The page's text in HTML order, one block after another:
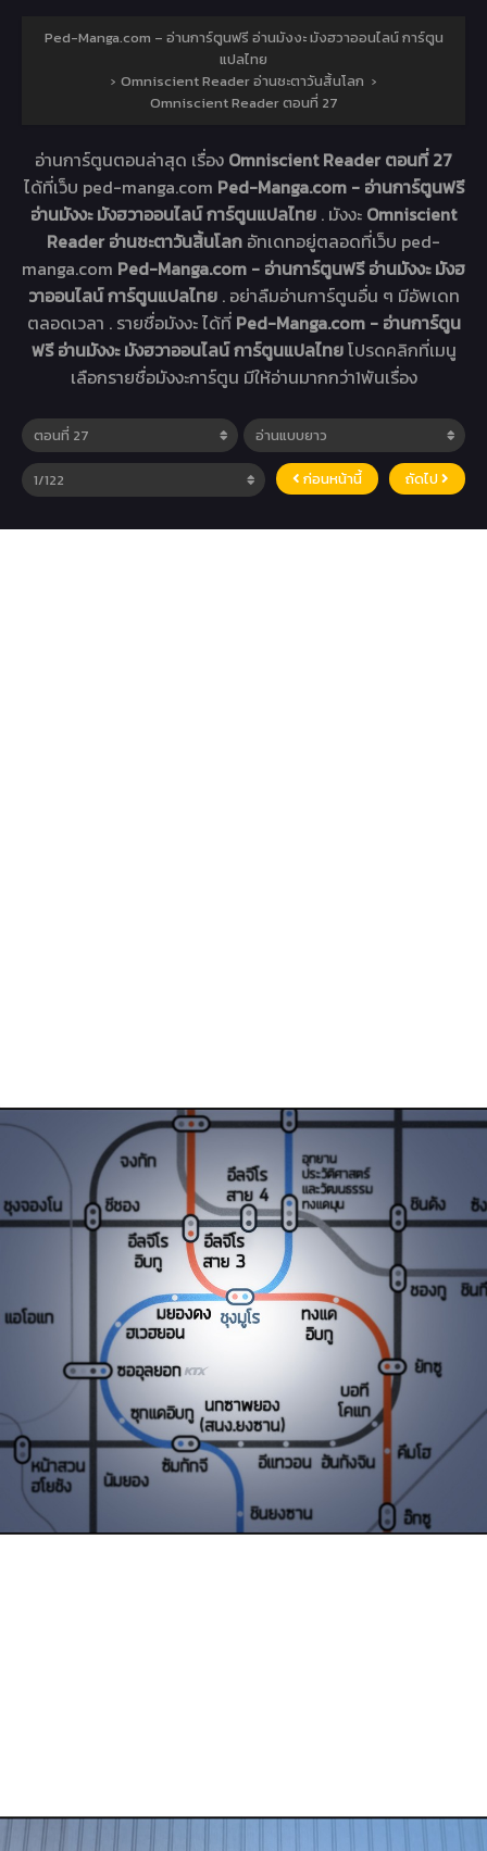
Ped-Manga.com – อ่านการ์ตูนฟรี อ่านมังงะ มังฮวาออนไลน์ การ์ตูน
แปลไทย
› Omniscient Reader อ่านชะตาวันสิ้นโลก ›
Omniscient Reader ตอนที่ 27
อ่านการ์ตูนตอนล่าสุด เรื่อง Omniscient Reader ตอนที่ 27
ได้ที่เว็บ ped-manga.com Ped-Manga.com - อ่านการ์ตูนฟรี
อ่านมังงะ มังฮวาออนไลน์ การ์ตูนแปลไทย . มังงะ Omniscient
Reader อ่านชะตาวันสิ้นโลก อัทเดทอยู่ตลอดที่เว็บ ped-
manga.com Ped-Manga.com - อ่านการ์ตูนฟรี อ่านมังงะ มังฮ
วาออนไลน์ การ์ตูนแปลไทย . อย่าลืมอ่านการ์ตูนอื่น ๆ มีอัพเดท
ตลอดเวลา . รายชื่อมังงะ ได้ที่ Ped-Manga.com - อ่านการ์ตูน
ฟรี อ่านมังงะ มังฮวาออนไลน์ การ์ตูนแปลไทยโปรดคลิกที่เมนู
เลือกรายชื่อมังงะการ์ตูน มีให้อ่านมากกว่า1พันเรื่อง
ก่อนหน้านี้ ถัดไป